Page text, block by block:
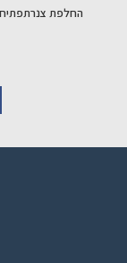
החלפת צנרת